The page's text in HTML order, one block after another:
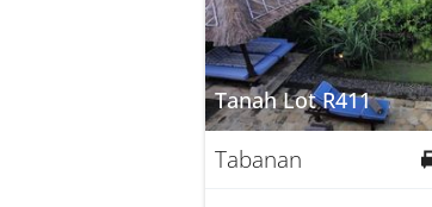
Tanah Lot R411
Tabanan